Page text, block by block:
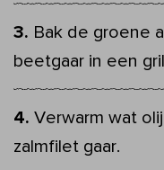
Bak de groene
beetgaar in een
Verwarm wat
zalmfilet gaar.